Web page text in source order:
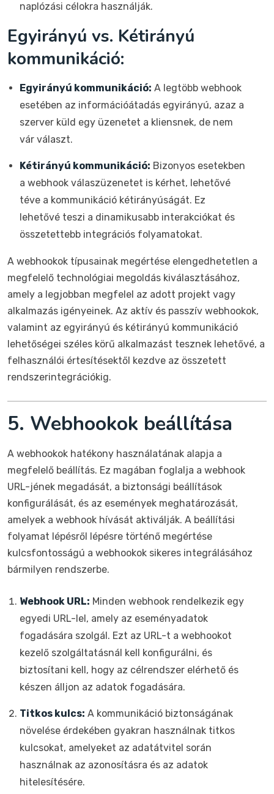
naplózási célokra használják.
Egyirányú vs. Kétirányú
kommunikáció:
Egyirányú kommunikáció: A legtöbb webhook
esetében az információátadás egyirányú, azaz a
szerver küld egy üzenetet a kliensnek, de nem
vár választ.
Kétirányú kommunikáció: Bizonyos esetekben
a webhook válaszüzenetet is kérhet, lehetővé
téve a kommunikáció kétirányúságát. Ez
lehetővé teszi a dinamikusabb interakciókat és
összetettebb integrációs folyamatokat.
A webhookok típusainak megértése elengedhetetlen a
megfelelő technológiai megoldás kiválasztásához,
amely a legjobban megfelel az adott projekt vagy
alkalmazás igényeinek. Az aktív és passzív webhookok,
valamint az egyirányú és kétirányú kommunikáció
lehetőségei széles körű alkalmazást tesznek lehetővé, a
felhasználói értesítésektől kezdve az összetett
rendszerintegrációkig.
5. Webhookok beállítása
A webhookok hatékony használatának alapja a
megfelelő beállítás. Ez magában foglalja a webhook
URL-jének megadását, a biztonsági beállítások
konfigurálását, és az események meghatározását,
amelyek a webhook hívását aktiválják. A beállítási
folyamat lépésről lépésre történő megértése
kulcsfontosságú a webhookok sikeres integrálásához
bármilyen rendszerbe.
Webhook URL: Minden webhook rendelkezik egy
egyedi URL-lel, amely az eseményadatok
fogadására szolgál. Ezt az URL-t a webhookot
kezelő szolgáltatásnál kell konfigurálni, és
biztosítani kell, hogy az célrendszer elérhető és
készen álljon az adatok fogadására.
Titkos kulcs: A kommunikáció biztonságának
növelése érdekében gyakran használnak titkos
kulcsokat, amelyeket az adatátvitel során
használnak az azonosításra és az adatok
hitelesítésére.